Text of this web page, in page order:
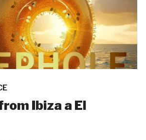
Ibiza a El